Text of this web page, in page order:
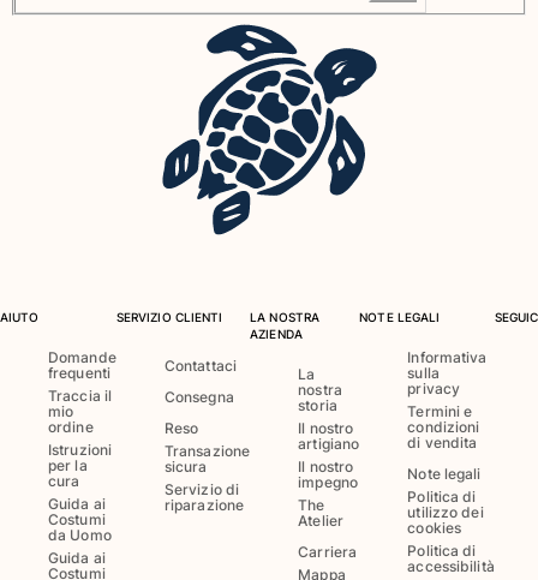
Neonato
Vedi tutti i Accessori
Cappelli e Cappellini
Vedi tutti i Cappelli e Cappellini
Telli mare & Pareo
Telo mare unisex
Vedi tutti i Telli mare & Pareo
Borse
AIUTO
Domande
frequenti
Traccia il
mio
ordine
Istruzioni
per la
cura
Guida ai
Costumi
da Uomo
Guida ai
Costumi
SERVIZIO CLIENTI
Contattaci
Consegna
Reso
Transazione
sicura
Servizio di
riparazione
LA NOSTRA
AZIENDA
La
nostra
storia
Il nostro
artigiano
Il nostro
impegno
The
Atelier
Carriera
Mappa
NOTE LEGALI
Informativa
sulla
privacy
Termini e
condizioni
di vendita
Note legali
Politica di
utilizzo dei
cookies
Politica di
accessibilità